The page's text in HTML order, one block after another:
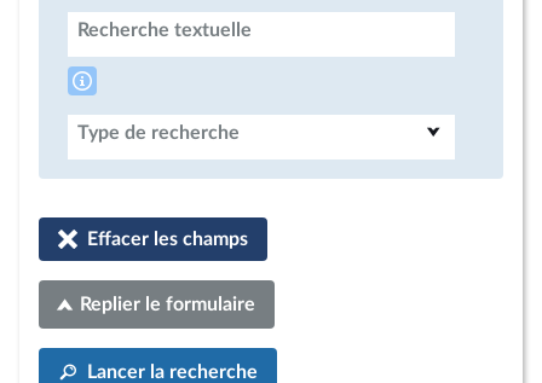
Recherche textuelle
Type de recherche
Effacer les champs
Replier le formulaire
Lancer la recherche